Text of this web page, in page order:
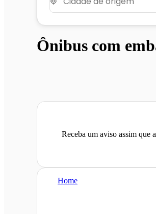
Ônibus com
Receba um aviso assim que
Home